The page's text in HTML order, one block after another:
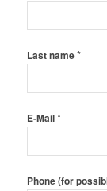
Last name*
E-Mail*
Phone (for